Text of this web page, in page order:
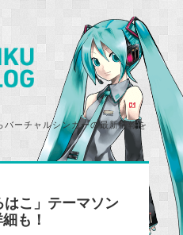
ーチャルシンガーの最新情報を
はこ」テーマソン
も！